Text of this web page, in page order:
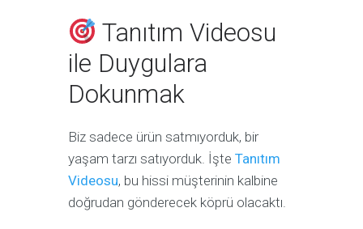
Tanıtım Videosu
ile Duygulara
Dokunmak
Biz sadece ürün satmıyorduk, bir
yaşam tarzı satıyorduk. İşte Tanıtım
Videosu, bu hissi müşterinin kalbine
doğrudan gönderecek köprü olacaktı.